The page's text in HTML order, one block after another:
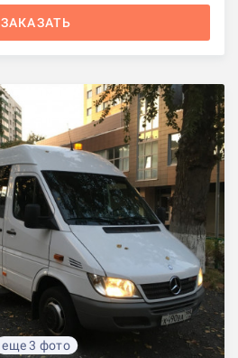
ЗАКАЗАТЬ
еще 3 фото